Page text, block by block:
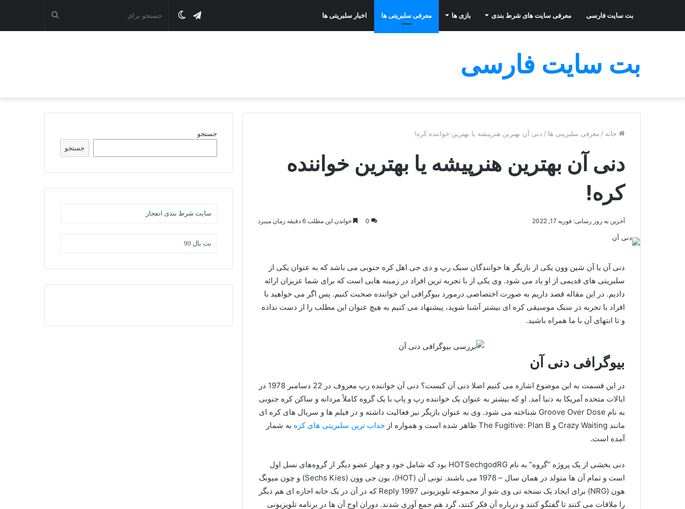
بت سایت فارسی معرفی سایت های شرط بندی بازی ها معرفی سلبریتی ها اخبار سلبریتی ها جستجو تغییرتلگرام
بت سایت فارسی
خانه / معرفی سلبریتی ها / دنی آن بهترین هنرپیشه یا بهترین خواننده کره!
دنی آن بهترین هنرپیشه یا بهترین خواننده
کره!
آخرین به روز رسانی: فوریه 17, 2022 0 خواندن این مطلب 6 دقیقه زمان میبرد
دنی آن یا آن شین وون یکی از بازیگر ها خوانندگان سبک رپ و دی جی اهل کره جنوبی می باشد که به عنوان یکی از
سلبریتی های قدیمی از او یاد می شود. وی یکی از با تجربه ترین افراد در زمینه هایی است که برای شما عزیزان ارائه
دادیم. در این مقاله قصد داریم به صورت اختصاصی درمورد بیوگرافی این خواننده صحبت کنیم. پس اگر می خواهید با
افراد با تجربه در سبک موسیقی کره ای بیشتر آشنا شوید، پیشنهاد می کنیم به هیچ عنوان این مطلب را از دست نداده
و تا انتهای آن با ما همراه باشید.
بیوگرافی دنی آن
در این قسمت به این موضوع اشاره می کنیم اصلا دنی آن کیست؟ دنی آن خواننده رپ معروف در 22 دسامبر 1978 در
ایالات متحده آمریکا به دنیا آمد. او که بیشتر به عنوان یک خواننده رپ و پاپ با یک گروه کاملاً مردانه و ساکن کره جنوبی
به نام Groove Over Dose شناخته می شود. وی به عنوان بازیگر نیز فعالیت داشته و در فیلم ها و سریال های کره ای
مانند Crazy Waiting و The Fugitive: Plan B ظاهر شده است و همواره از
جذاب ترین سلبریتی های کره به شمار
آمده است.
دنی بخشی از یک پروژه “گروه” به نام HOTSechgodRG بود که شامل خود و چهار عضو دیگر از گروه‌های نسل اول
است و تمام آن ها متولد در همان سال – 1978 می باشند. تونی آن (HOT)، یون جی وون (Sechs Kies) و چون میونگ
هون (NRG) برای ایجاد یک نسخه تی وی شو از مجموعه تلویزیونی Reply 1997 که در آن در یک خانه اجاره ای هم دیگر
را ملاقات می کنند تا گفتگو کنند و درباره آن فکر کنند، گرد هم جمع آوری شدند. دوران اوج آن ها در برنامه تلویزیونی
جستجو
جستجو
سایت شرط بندی انفجار
بت بال 90